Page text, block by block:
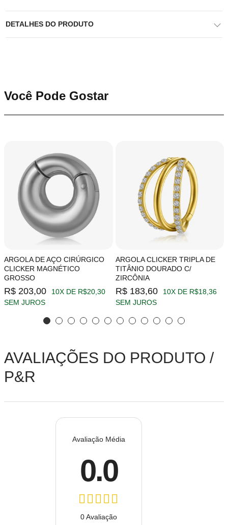
DETALHES DO PRODUTO
Você Pode Gostar
ARGOLA DE AÇO CIRÚRGICO
CLICKER MAGNÉTICO
GROSSO
R$ 203,00
10X DE R$20,30
SEM JUROS
ARGOLA CLICKER TRIPLA DE
TITÂNIO DOURADO C/
ZIRCÔNIA
R$ 183,60
10X DE R$18,36
SEM JUROS
AVALIAÇÕES DO PRODUTO /
P&R
Avaliação Média
0.0
0 Avaliação